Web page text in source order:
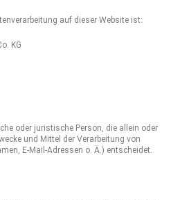
auf dieser Website ist:
KG
oder juristische Person, die allein oder
und Mittel der Verarbeitung von
E-Mail-Adressen o. Ä.) entscheidet.